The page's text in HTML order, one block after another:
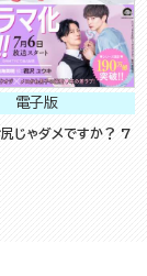
電子版
尻じゃダメですか？ 7